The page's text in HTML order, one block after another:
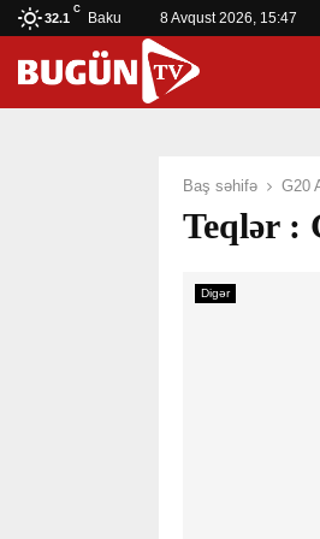
32.1
C
Baku 8 Avqust 2026, 15:47
Baş səhifə G20
Teqlər :
Digər